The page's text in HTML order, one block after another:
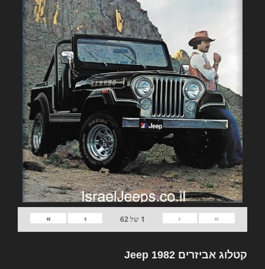
«
‹
1 של62
›
»
קטלוג אביזרים 1982 Jeep